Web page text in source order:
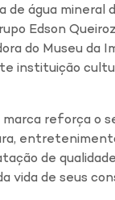
de água mineral
Edson
do Museu da
instituição
reforça o
de
vida de seus